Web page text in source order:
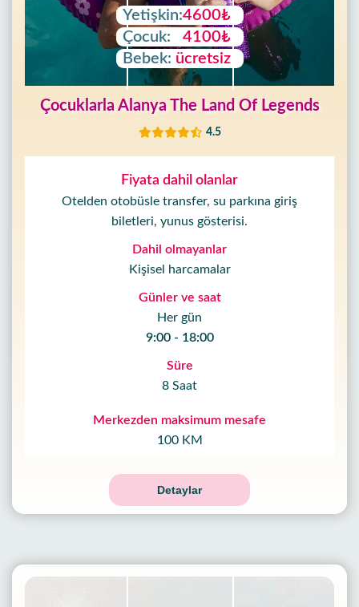
Yetişkin:4600₺
Çocuk:
4100₺
Bebek: ücretsiz
Çocuklarla Alanya The Land Of Legends
4.5
Fiyata dahil olanlar
Otelden otobüsle transfer, su parkına giriş
biletleri, yunus gösterisi.
Dahil olmayanlar
Kişisel harcamalar
Günler ve saat
Her gün
9:00 - 18:00
Süre
8 Saat
Merkezden maksimum mesafe
100 KM
Detaylar